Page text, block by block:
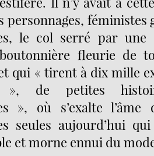
personnages, féministes
le col serré par
fleurie de
qui « tirent à dix mille
de petites
», où s’exalte l’âme
seules aujourd’hui
et morne ennui du